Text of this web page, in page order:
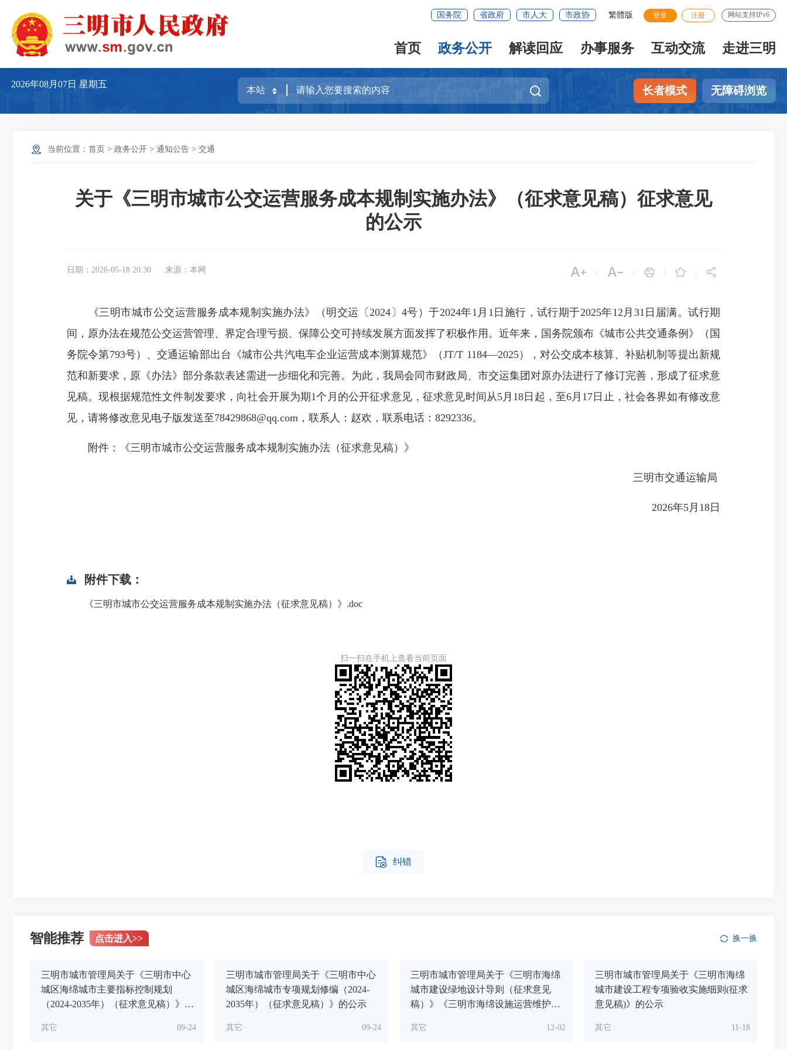
国务院 省政府 市人大 市政协 繁體版 登录 注册 网站支持IPv6
首页 政务公开 解读回应 办事服务 互动交流 走进三明
2026年08月07日星期五
长者模式 无障碍浏览
当前位置： 首页 > 政务公开 > 通知公告 > 交通
关于《三明市城市公交运营服务成本规制实施办法》（征求意见稿）征求意见
的公示
日期：2026-05-18 20:30 来源：本网     
《三明市城市公交运营服务成本规制实施办法》（明交运〔2024〕4号）于2024年1月1日施行，试行期于2025年12月31日届满。试行期
间，原办法在规范公交运营管理、界定合理亏损、保障公交可持续发展方面发挥了积极作用。近年来，国务院颁布《城市公共交通条例》（国
务院令第793号）、交通运输部出台《城市公共汽电车企业运营成本测算规范》（JT/T 1184—2025），对公交成本核算、补贴机制等提出新规
范和新要求，原《办法》部分条款表述需进一步细化和完善。为此，我局会同市财政局、市交运集团对原办法进行了修订完善，形成了征求意
见稿。现根据规范性文件制发要求，向社会开展为期1个月的公开征求意见，征求意见时间从5月18日起，至6月17日止，社会各界如有修改意
见，请将修改意见电子版发送至78429868@qq.com，联系人：赵欢，联系电话：8292336。
附件：《三明市城市公交运营服务成本规制实施办法（征求意见稿）》
三明市交通运输局
2026年5月18日
附件下载：
《三明市城市公交运营服务成本规制实施办法（征求意见稿）》.doc
扫一扫在手机上查看当前页面
 纠错
智能推荐 点击进入>> 换一换
三明市城市管理局关于《三明市中心
城区海绵城市主要指标控制规划
（2024-2035年）（征求意见稿）》的
09-24
其它
三明市城市管理局关于《三明市中心
城区海绵城市专项规划修编（2024-
2035年）（征求意见稿）》的公示
09-24
其它
三明市城市管理局关于《三明市海绵
城市建设绿地设计导则（征求意见
稿）》《三明市海绵设施运营维护技
12-02
其它
三明市城市管理局关于《三明市海绵
城市建设工程专项验收实施细则(征求
意见稿)》的公示
11-18
其它